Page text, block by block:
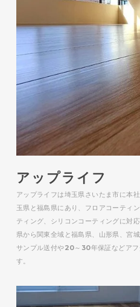
アップライフ
アップライフは埼玉県さいたま市に本
玉県と福島県にあり、フロアコーティ
ティング、シリコンコーティングに対
県から関東全域と福島県、山形県、宮
サンプル送付や20～30年保証などアフ
す。